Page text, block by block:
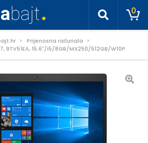
0
Prijenosna računala
9TV51EA, 15.6″/i5/8GB/MX250/512GB/W10P